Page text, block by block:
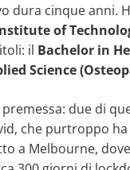
dura cinque anni.
of
il Bachelor in
Science
due di
che purtroppo
a Melbourne,